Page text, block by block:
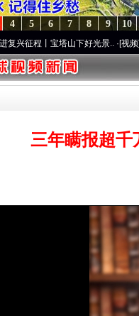
10
9
8
7
6
5
4
宝塔山下好光景..·[视频]因党而生
三年瞒报超千